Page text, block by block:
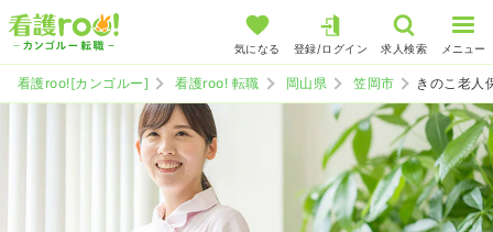
気になる 登録/ログイン 求人検索 メニュー
看護roo![カンゴルー] 看護roo! 転職 岡山県 笠岡市 きのこ老人